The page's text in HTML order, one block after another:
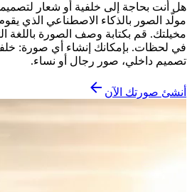
هل أنت بحاجة إلى خلفية أو شعار
مولّد الصور بالذكاء الاصطناعي الذي
مخيلتك. قم بكتابة وصف الصورة باللغة
في لحظات. بإمكانك إنشاء أي صورة:
تصميم داخلي، صور رجال أو نساء.
أنشئ صورتك الآن